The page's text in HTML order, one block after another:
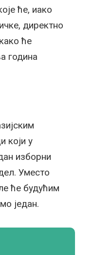
ће, иако
директно
ће
година
који у
изборни
Уместо
ће будућим
један.